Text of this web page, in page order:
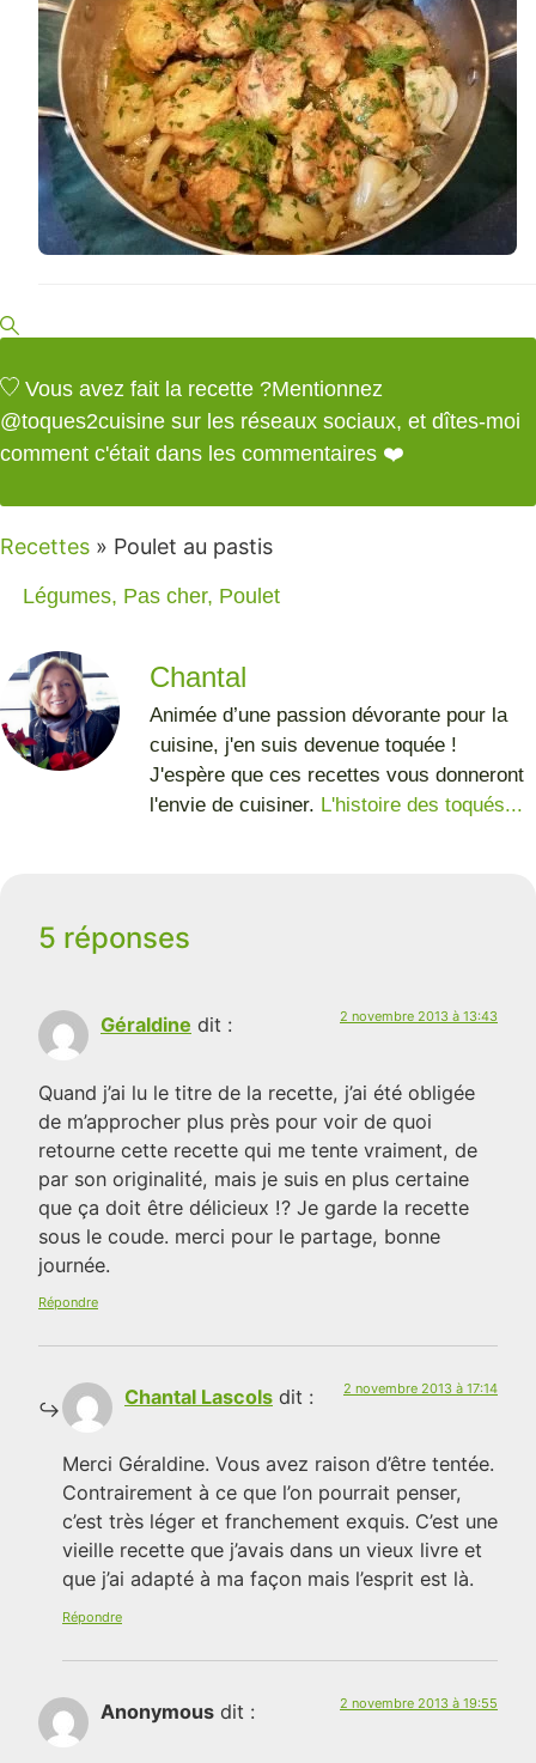
Vous avez fait la recette ?Mentionnez
@toques2cuisine sur les réseaux sociaux, et dîtes-moi
comment c'était dans les commentaires ❤️
Recettes » Poulet au pastis
Légumes, Pas cher, Poulet
Chantal
Animée d’une passion dévorante pour la
cuisine, j'en suis devenue toquée !
J'espère que ces recettes vous donneront
l'envie de cuisiner. L'histoire des toqués...
5 réponses
Géraldine dit : 2 novembre 2013 à 13:43
Quand j’ai lu le titre de la recette, j’ai été obligée
de m’approcher plus près pour voir de quoi
retourne cette recette qui me tente vraiment, de
par son originalité, mais je suis en plus certaine
que ça doit être délicieux !? Je garde la recette
sous le coude. merci pour le partage, bonne
journée.
Répondre
Chantal Lascols dit : 2 novembre 2013 à 17:14
Merci Géraldine. Vous avez raison d’être tentée.
Contrairement à ce que l’on pourrait penser,
c’est très léger et franchement exquis. C’est une
vieille recette que j’avais dans un vieux livre et
que j’ai adapté à ma façon mais l’esprit est là.
Répondre
Anonymous dit : 2 novembre 2013 à 19:55